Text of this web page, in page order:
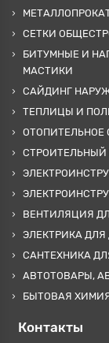
СЕТКИ
БИТУМНЫЕ И
МАСТИКИ
САЙДИНГ
ТЕПЛИЦЫ И
ОТОПИТЕЛЬНОЕ
СТРОИТЕЛЬНЫЙ
ВЕНТИЛЯЦИЯ
ЭЛЕКТРИКА
САНТЕХНИКА
АВТОТОВАРЫ,
БЫТОВАЯ
Контакты